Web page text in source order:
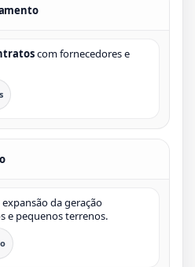
com fornecedores e
expansão da geração
e pequenos terrenos.